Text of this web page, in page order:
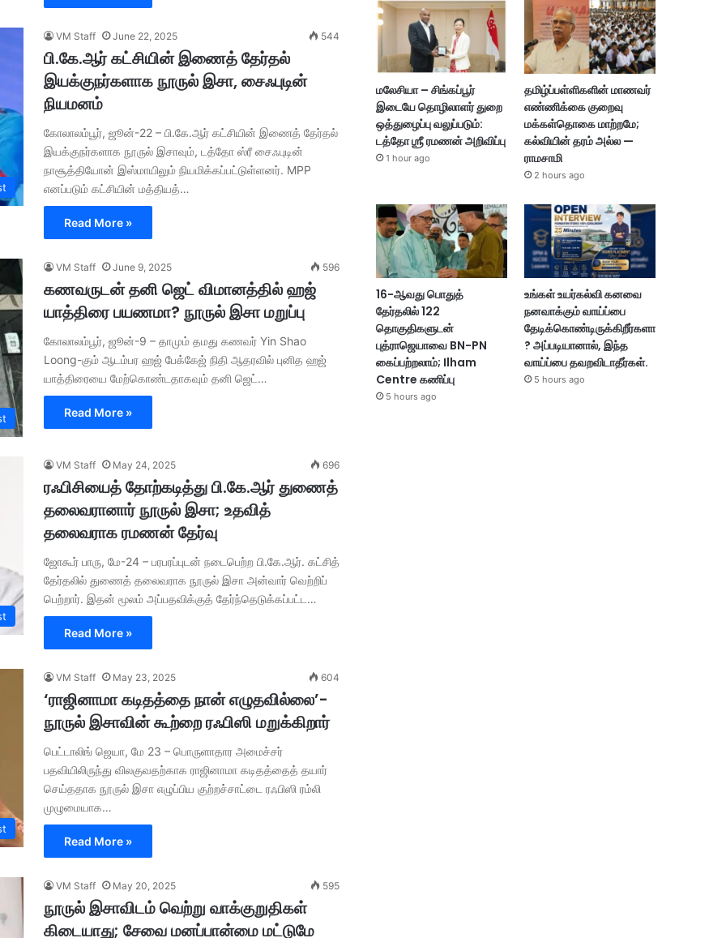
VM Staff June 22, 2025 544
பி.கே.ஆர் கட்சியின் இணைத் தேர்தல்
இயக்குநர்களாக நூருல் இசா, சைஃபுடின்
நியமனம்
கோலாலம்பூர், ஜூன்-22 – பி.கே.ஆர் கட்சியின் இணைத் தேர்தல்
இயக்குநர்களாக நூருல் இசாவும், டத்தோ ஸ்ரீ சைஃபுடின்
நாசூத்தியோன் இஸ்மாயிலும் நியமிக்கப்பட்டுள்ளனர். MPP
எனப்படும் கட்சியின் மத்தியத்…
Read More »
VM Staff June 9, 2025 596
கணவருடன் தனி ஜெட் விமானத்தில் ஹஜ்
யாத்திரை பயணமா? நூருல் இசா மறுப்பு
கோலாலம்பூர், ஜூன்-9 – தாமும் தமது கணவர் Yin Shao
Loong-கும் ஆடம்பர ஹஜ் பேக்கேஜ் நிதி ஆதரவில் புனித ஹஜ்
யாத்திரையை மேற்கொண்டதாகவும் தனி ஜெட்…
Read More »
VM Staff May 24, 2025 696
ரஃபிசியைத் தோற்கடித்து பி.கே.ஆர் துணைத்
தலைவரானார் நூருல் இசா; உதவித்
தலைவராக ரமணன் தேர்வு
ஜோகூர் பாரு, மே-24 – பரபரப்புடன் நடைபெற்ற பி.கே.ஆர். கட்சித்
தேர்தலில் துணைத் தலைவராக நூருல் இசா அன்வார் வெற்றிப்
பெற்றார். இதன் மூலம் அப்பதவிக்குத் தேர்ந்தெடுக்கப்பட்ட…
Read More »
VM Staff May 23, 2025 604
‘ராஜினாமா கடிதத்தை நான் எழுதவில்லை’-
நூருல் இசாவின் கூற்றை ரஃபிஸி மறுக்கிறார்
பெட்டாலிங் ஜெயா, மே 23 – பொருளாதார அமைச்சர்
பதவியிலிருந்து விலகுவதற்காக ராஜினாமா கடிதத்தைத் தயார்
செய்ததாக நூருல் இசா எழுப்பிய குற்றச்சாட்டை ரஃபிஸி ரம்லி
முழுமையாக…
Read More »
VM Staff May 20, 2025 595
நூருல் இசாவிடம் வெற்று வாக்குறுதிகள்
கிடையாது; சேவை மனப்பான்மை மட்டுமே
மலேசியா – சிங்கப்பூர்
இடையே தொழிலாளர் துறை
ஒத்துழைப்பு வலுப்படும்:
டத்தோ ஶ்ரீ ரமணன் அறிவிப்பு
1 hour ago
தமிழ்ப்பள்ளிகளின் மாணவர்
எண்ணிக்கை குறைவு
மக்கள்தொகை மாற்றமே;
கல்வியின் தரம் அல்ல —
ராமசாமி
2 hours ago
16-ஆவது பொதுத்
தேர்தலில் 122
தொகுதிகளுடன்
புத்ராஜெயாவை BN-PN
கைப்பற்றலாம்; Ilham
Centre கணிப்பு
5 hours ago
உங்கள் உயர்கல்வி கனவை
நனவாக்கும் வாய்ப்பை
தேடிக்கொண்டிருக்கிறீர்களா
? அப்படியானால், இந்த
வாய்ப்பை தவறவிடாதீர்கள்.
5 hours ago